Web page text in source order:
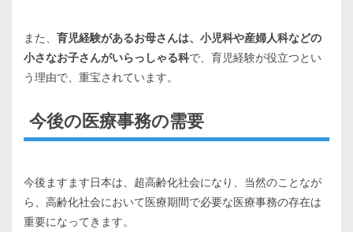
また、 育児経験があるお母さんは、小児科や産婦人科などの
小さなお子さんがいらっしゃる科で、育児経験が役立つとい
う理由で、重宝されています。
今後の医療事務の需要
今後ますます日本は、超高齢化社会になり、当然のことなが
ら、高齢化社会において医療期間で必要な医療事務の存在は
重要になってきます。